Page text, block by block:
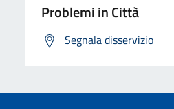
Problemi in Città
Segnala disservizio